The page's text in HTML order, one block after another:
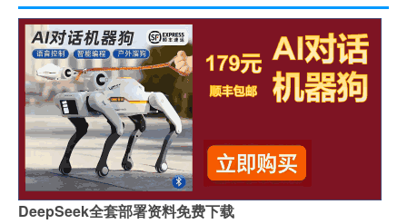
DeepSeek全套部署资料免费下载